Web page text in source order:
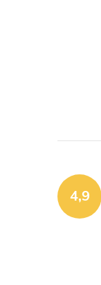
d
a
c4,9